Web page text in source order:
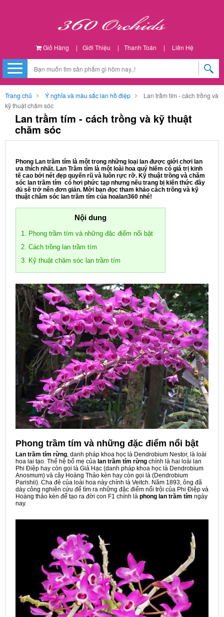
Giỏ Hàng | Giới Thiệu | Thanh Toán | Liên Hệ
Trang chủ Ý nghĩa và màu sắc lan hồ điệp
Lan trầm tím - cách trồng và
kỹ thuật chăm sóc
Lan trầm tím - cách trồng và kỹ thuật
chăm sóc
Phong Lan trầm tím là một trong những loại lan được giới chơi lan
ưa thích nhất. Lan Trầm tím là một loài hoa quý hiếm có giá trị kinh
tế cao bởi nét đẹp quyến rũ và luôn rực rỡ. Kỹ thuật trồng và chăm
sóc lan trầm tím có hơi phức tạp nhưng nếu trang bị kiến thức đầy
đủ sẽ trở nên đơn giản. Mời bạn đọc tham khảo cách trồng và kỹ
thuật chăm sóc lan trầm tím của hoalan360 nhé!
Nội dung
1. Phong trầm tím và những đặc điểm nổi bật
2. Cách trồng lan trầm tím
3. Kỹ thuật chăm sóc lan trầm tím
Phong trầm tím và những đặc điểm nổi bật
Lan trầm tím rừng , danh pháp khoa học là Dendrobium Nestor, là loài
hoa lai tạo. Thế hệ bố mẹ của lan trầm tím rừng chính là hai loài lan
Phi Điệp hay còn gọi là Giả Hạc (danh pháp khoa học là Dendrobium
Anosmum) và cây Hoàng Thảo kèn hay còn gọi là (Dendrobium
Parishii). Cha đẻ của loài hoa này chính là Veitch. Năm 1893, ông đã
dày công nghiên cứu để tìm ra những đặc điểm nổi trội của Phi Điệp và
Hoàng thảo kèn để tạo ra đời con F1 chính là phong lan trầm tím ngày
nay.